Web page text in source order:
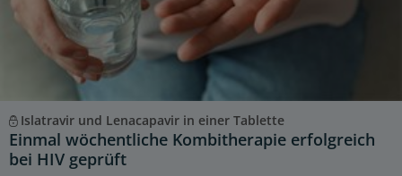
Islatravir und Lenacapavir in einer Tablette
Einmal wöchentliche Kombitherapie erfolgreich
bei HIV geprüft